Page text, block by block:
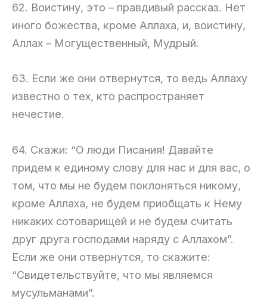
62. Воистину, это – правдивый рассказ. Нет
иного божества, кроме Аллаха, и, воистину,
Аллах – Могущественный, Мудрый.
63. Если же они отвернутся, то ведь Аллаху
известно о тех, кто распространяет
нечестие.
64. Скажи: “О люди Писания! Давайте
придем к единому слову для нас и для вас, о
том, что мы не будем поклоняться никому,
кроме Аллаха, не будем приобщать к Нему
никаких сотоварищей и не будем считать
друг друга господами наряду с Аллахом”.
Если же они отвернутся, то скажите:
“Свидетельствуйте, что мы являемся
мусульманами”.